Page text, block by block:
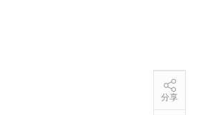
分享